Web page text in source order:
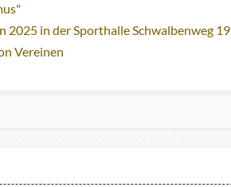
in der Sporthalle Schwalbenweg 19
Vereinen